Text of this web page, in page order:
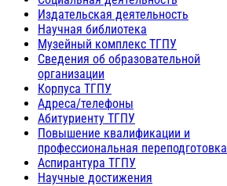
Издательская деятельность
Научная библиотека
Музейный комплекс ТГПУ
Сведения об образовательной
организации
Корпуса ТГПУ
Адреса/телефоны
Абитуриенту ТГПУ
Повышение квалификации и
профессиональная переподготовка
Аспирантура ТГПУ
Научные достижения